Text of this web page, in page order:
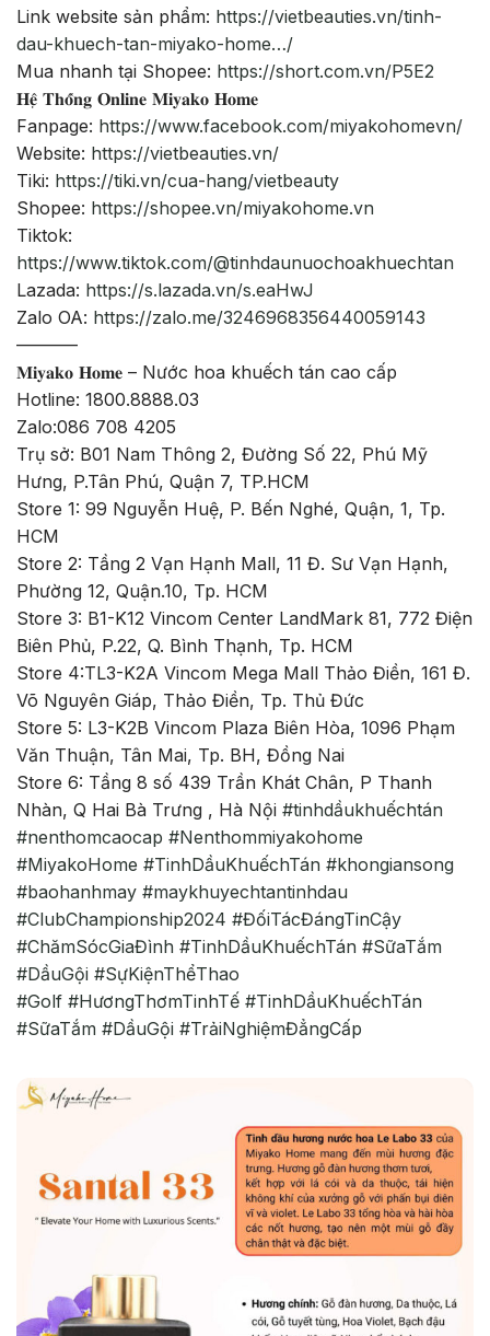
Link website sản phẩm: https://vietbeauties.vn/tinh-
dau-khuech-tan-miyako-home…/
Mua nhanh tại Shopee: https://short.com.vn/P5E2
𝐇𝐞̣̂ 𝐓𝐡𝐨̂́𝐧𝐠 𝐎𝐧𝐥𝐢𝐧𝐞 𝐌𝐢𝐲𝐚𝐤𝐨 𝐇𝐨𝐦𝐞
Fanpage: https://www.facebook.com/miyakohomevn/
Website: https://vietbeauties.vn/
Tiki: https://tiki.vn/cua-hang/vietbeauty
Shopee: https://shopee.vn/miyakohome.vn
Tiktok:
https://www.tiktok.com/@tinhdaunuochoakhuechtan
Lazada: https://s.lazada.vn/s.eaHwJ
Zalo OA: https://zalo.me/3246968356440059143
———–
𝐌𝐢𝐲𝐚𝐤𝐨 𝐇𝐨𝐦𝐞 – Nước hoa khuếch tán cao cấp
Hotline: 1800.8888.03
Zalo:086 708 4205
Trụ sở: B01 Nam Thông 2, Đường Số 22, Phú Mỹ
Hưng, P.Tân Phú, Quận 7, TP.HCM
Store 1: 99 Nguyễn Huệ, P. Bến Nghé, Quận, 1, Tp.
HCM
Store 2: Tầng 2 Vạn Hạnh Mall, 11 Đ. Sư Vạn Hạnh,
Phường 12, Quận.10, Tp. HCM
Store 3: B1-K12 Vincom Center LandMark 81, 772 Điện
Biên Phủ, P.22, Q. Bình Thạnh, Tp. HCM
Store 4:TL3-K2A Vincom Mega Mall Thảo Điền, 161 Đ.
Võ Nguyên Giáp, Thảo Điền, Tp. Thủ Đức
Store 5: L3-K2B Vincom Plaza Biên Hòa, 1096 Phạm
Văn Thuận, Tân Mai, Tp. BH, Đồng Nai
Store 6: Tầng 8 số 439 Trần Khát Chân, P Thanh
Nhàn, Q Hai Bà Trưng , Hà Nội #tinhdầukhuếchtán
#nenthomcaocap #Nenthommiyakohome
#MiyakoHome #TinhDầuKhuếchTán #khongiansong
#baohanhmay #maykhuyechtantinhdau
#ClubChampionship2024 #ĐốiTácĐángTinCậy
#ChămSócGiaĐình #TinhDầuKhuếchTán #SữaTắm
#DầuGội #SựKiệnThểThao
#Golf #HươngThơmTinhTế #TinhDầuKhuếchTán
#SữaTắm #DầuGội #TrảiNghiệmĐẳngCấp